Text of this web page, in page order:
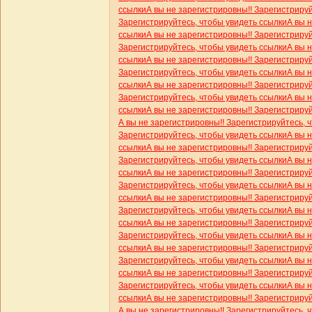
ссылкиА вы не зарегистрировны!!
Зарегистрируйтесь, чтобы увидеть ссылкиА вы
ссылкиА вы не зарегистрировны!!
Зарегистрируйтесь, чтобы увидеть ссылкиА вы
ссылкиА вы не зарегистрировны!!
Зарегистрируйтесь, чтобы увидеть ссылкиА вы
ссылкиА вы не зарегистрировны!!
Зарегистрируйтесь, чтобы увидеть ссылкиА вы
ссылкиА вы не зарегистрировны!!
А вы не зарегистрировны!! Зарегистрируйтесь,
Зарегистрируйтесь, чтобы увидеть ссылкиА вы
ссылкиА вы не зарегистрировны!!
Зарегистрируйтесь, чтобы увидеть ссылкиА вы
ссылкиА вы не зарегистрировны!!
Зарегистрируйтесь, чтобы увидеть ссылкиА вы
ссылкиА вы не зарегистрировны!!
Зарегистрируйтесь, чтобы увидеть ссылкиА вы
ссылкиА вы не зарегистрировны!!
Зарегистрируйтесь, чтобы увидеть ссылкиА вы
ссылкиА вы не зарегистрировны!!
Зарегистрируйтесь, чтобы увидеть ссылкиА вы
ссылкиА вы не зарегистрировны!!
Зарегистрируйтесь, чтобы увидеть ссылкиА вы
ссылкиА вы не зарегистрировны!!